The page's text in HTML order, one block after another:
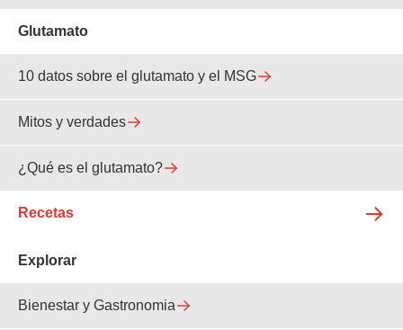
Glutamato
10 datos sobre el glutamato y el MSG
Mitos y verdades
¿Qué es el glutamato?
Recetas
Explorar
Bienestar y Gastronomia